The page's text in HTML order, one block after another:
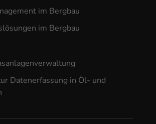
im Bergbau
im Bergbau
Datenerfassung in Öl- und